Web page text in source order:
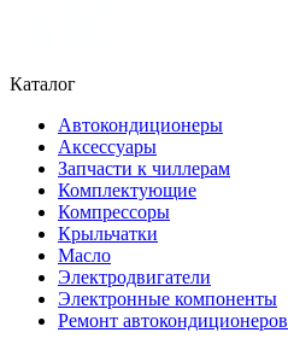
Каталог
Автокондиционеры
Аксессуары
Запчасти к чиллерам
Комплектующие
Компрессоры
Крыльчатки
Масло
Электродвигатели
Электронные компоненты
Ремонт автокондиционеров